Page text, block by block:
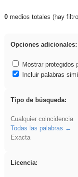
Resultados de:
0medios totales (hay
Opciones adicionales:
Mostrar protegidos
Incluir palabras
Tipo de búsqueda:
Cualquier coincidencia
Todas las palabras
Exacta
Licencia: